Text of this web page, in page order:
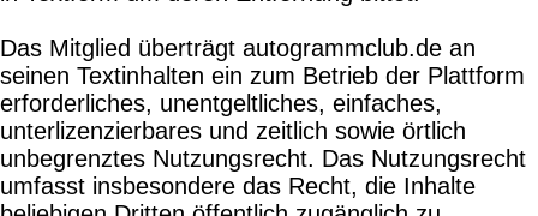
Das Mitglied überträgt autogrammclub.de an
seinen Textinhalten ein zum Betrieb der Plattform
erforderliches, unentgeltliches, einfaches,
unterlizenzierbares und zeitlich sowie örtlich
unbegrenztes Nutzungsrecht. Das Nutzungsrecht
umfasst insbesondere das Recht, die Inhalte